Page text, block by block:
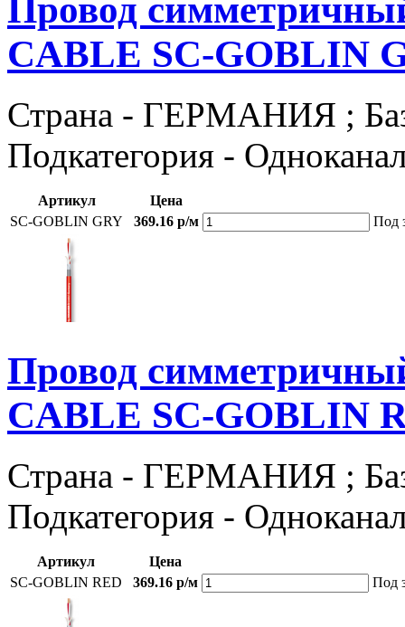
Провод
CABLE SC-GOBLIN
Страна - ГЕРМАНИЯ ;
Подкатегория -
Артикул
Цена
SC-GOBLIN GRY
369.16 р/м Под
Провод
CABLE SC-GOBLIN
Страна - ГЕРМАНИЯ ;
Подкатегория -
Артикул
Цена
SC-GOBLIN RED
369.16 р/м Под